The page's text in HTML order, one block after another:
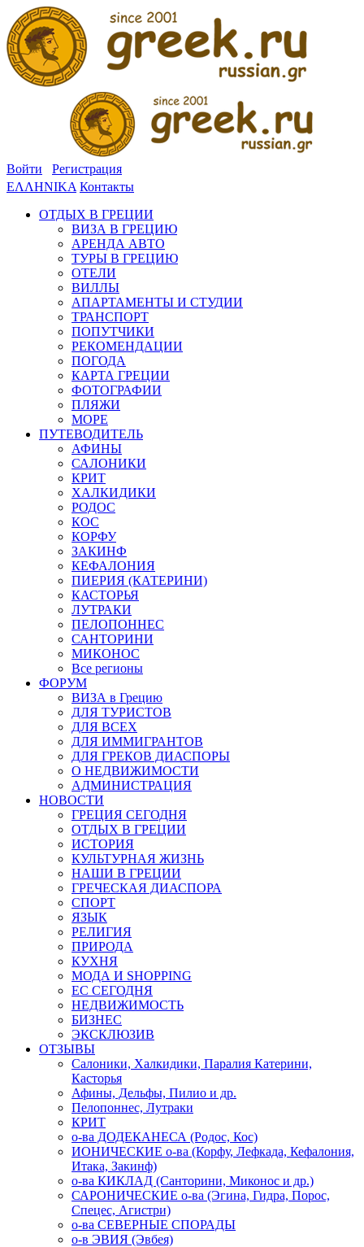
Войти
Регистрация
ΕΛΛΗΝΙΚΑ Контакты
ОТДЫХ В ГРЕЦИИ
ВИЗА В ГРЕЦИЮ
АРЕНДА АВТО
ТУРЫ В ГРЕЦИЮ
ОТЕЛИ
ВИЛЛЫ
АПАРТАМЕНТЫ И СТУДИИ
ТРАНСПОРТ
ПОПУТЧИКИ
РЕКОМЕНДАЦИИ
ПОГОДА
КАРТА ГРЕЦИИ
ФОТОГРАФИИ
ПЛЯЖИ
МОРЕ
ПУТЕВОДИТЕЛЬ
АФИНЫ
САЛОНИКИ
КРИТ
ХАЛКИДИКИ
РОДОС
КОС
КОРФУ
ЗАКИНФ
КЕФАЛОНИЯ
ПИЕРИЯ (КАТЕРИНИ)
КАСТОРЬЯ
ЛУТРАКИ
ПЕЛОПОННЕС
САНТОРИНИ
МИКОНОС
Все регионы
ФОРУМ
ВИЗА в Грецию
ДЛЯ ТУРИСТОВ
ДЛЯ ВСЕХ
ДЛЯ ИММИГРАНТОВ
ДЛЯ ГРЕКОВ ДИАСПОРЫ
О НЕДВИЖИМОСТИ
АДМИНИСТРАЦИЯ
НОВОСТИ
ГРЕЦИЯ СЕГОДНЯ
ОТДЫХ В ГРЕЦИИ
ИСТОРИЯ
КУЛЬТУРНАЯ ЖИЗНЬ
НАШИ В ГРЕЦИИ
ГРЕЧЕСКАЯ ДИАСПОРА
СПОРТ
ЯЗЫК
РЕЛИГИЯ
ПРИРОДА
КУХНЯ
МОДА И SHOPPING
ЕС СЕГОДНЯ
НЕДВИЖИМОСТЬ
БИЗНЕС
ЭКСКЛЮЗИВ
ОТЗЫВЫ
Салоники, Халкидики, Паралия Катерини,
Касторья
Афины, Дельфы, Пилио и др.
Пелопоннес, Лутраки
КРИТ
о-ва ДОДЕКАНЕСА (Родос, Кос)
ИОНИЧЕСКИЕ о-ва (Корфу, Лефкада, Кефалония,
Итака, Закинф)
о-ва КИКЛАД (Санторини, Миконос и др.)
САРОНИЧЕСКИЕ о-ва (Эгина, Гидра, Порос,
Спецес, Агистри)
о-ва СЕВЕРНЫЕ СПОРАДЫ
о-в ЭВИЯ (Эвбея)